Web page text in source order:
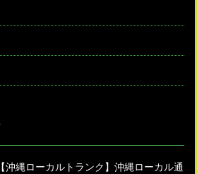
沖縄ローカルトランク】沖縄ローカル通